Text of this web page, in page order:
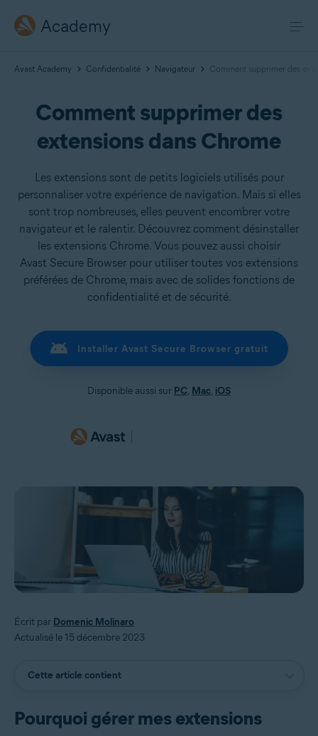
Academy
Avast Academy Confidentialité Navigateur Comment supprimer des
Comment supprimer des
extensions dans Chrome
Les extensions sont de petits logiciels utilisés pour
personnaliser votre expérience de navigation. Mais si elles
sont trop nombreuses, elles peuvent encombrer votre
navigateur et le ralentir. Découvrez comment désinstaller
les extensions Chrome. Vous pouvez aussi choisir
Avast Secure Browser pour utiliser toutes vos extensions
préférées de Chrome, mais avec de solides fonctions de
confidentialité et de sécurité.
Installer Avast Secure Browser gratuit
Disponible aussi sur PC, Mac, iOS
Écrit par Domenic Molinaro
Actualisé le 15 décembre 2023
Cette article contient
Pourquoi gérer mes extensions